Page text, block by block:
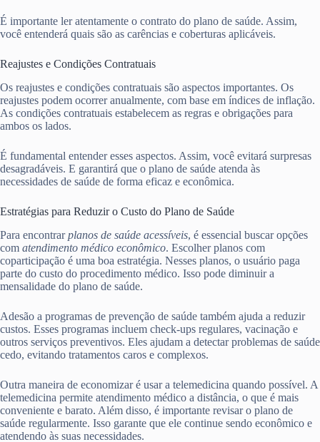
É importante ler atentamente o contrato do plano de saúde. Assim,
você entenderá quais são as carências e coberturas aplicáveis.
Reajustes e Condições Contratuais
Os reajustes e condições contratuais são aspectos importantes. Os
reajustes podem ocorrer anualmente, com base em índices de inflação.
As condições contratuais estabelecem as regras e obrigações para
ambos os lados.
É fundamental entender esses aspectos. Assim, você evitará surpresas
desagradáveis. E garantirá que o plano de saúde atenda às
necessidades de saúde de forma eficaz e econômica.
Estratégias para Reduzir o Custo do Plano de Saúde
Para encontrarplanos de saúde acessíveis, é essencial buscar opções
com atendimento médico econômico. Escolher planos com
coparticipação é uma boa estratégia. Nesses planos, o usuário paga
parte do custo do procedimento médico. Isso pode diminuir a
mensalidade do plano de saúde.
Adesão a programas de prevenção de saúde também ajuda a reduzir
custos. Esses programas incluem check-ups regulares, vacinação e
outros serviços preventivos. Eles ajudam a detectar problemas de saúde
cedo, evitando tratamentos caros e complexos.
Outra maneira de economizar é usar a telemedicina quando possível. A
telemedicina permite atendimento médico a distância, o que é mais
conveniente e barato. Além disso, é importante revisar o plano de
saúde regularmente. Isso garante que ele continue sendo econômico e
atendendo às suas necessidades.